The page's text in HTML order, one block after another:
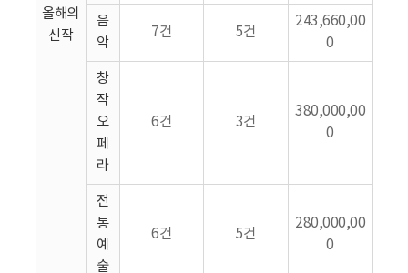
올해의
신작
음
악
7건 5건
243,660,00
0
창
작
오
페
라
6건 3건
380,000,00
0
전
통
예
술
6건 5건
280,000,00
0